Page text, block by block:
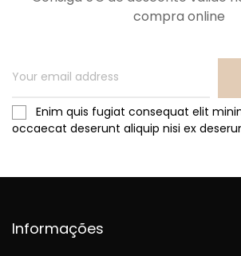
compra online
Enim quis fugiat consequat elit
occaecat deserunt aliquip nisi ex
Informações